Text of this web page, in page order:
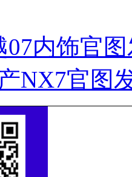
07内饰官
NX7官图